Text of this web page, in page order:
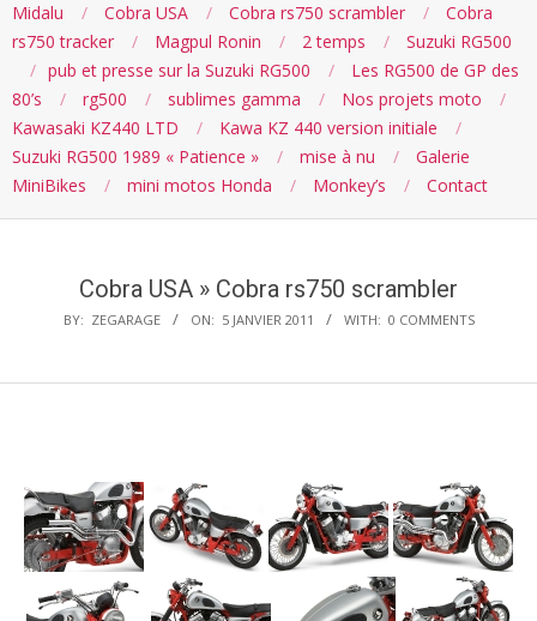
Midalu
Cobra USA Cobra rs750 scrambler
Cobra
rs750 tracker
Magpul Ronin 2 temps
Suzuki RG500
pub et presse sur la Suzuki RG500
Les RG500 de GP des
80’s
rg500 sublimes gamma
Nos projets moto
Kawasaki KZ440 LTD
Kawa KZ 440 version initiale
Suzuki RG500 1989 « Patience »
mise à nu
Galerie
MiniBikes
mini motos Honda Monkey’s Contact
Cobra USA » Cobra rs750 scrambler
BY: ZEGARAGE ON: 5 JANVIER 2011 WITH: 0 COMMENTS